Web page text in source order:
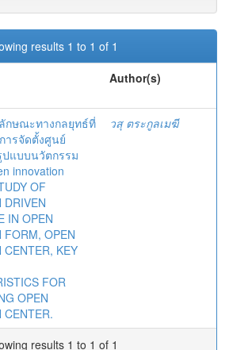
results 1 to 1 of 1
Author(s)
กษณะทางกลยุทธ์ที่
รจัดตั้งศูนย์
แบบนวัตกรรม
innovation
OF
DRIVEN
IN OPEN
FORM, OPEN
CENTER, KEY
FOR
OPEN
CENTER.
วสุ ตระกูลเมฆี
results 1 to 1 of 1